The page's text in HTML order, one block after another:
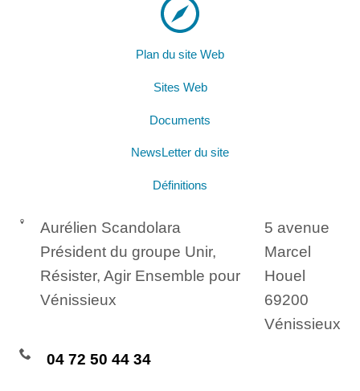
Plan du site Web
Sites Web
Documents
NewsLetter du site
Définitions
Aurélien Scandolara
Président du groupe Unir,
Résister, Agir Ensemble pour
Vénissieux
5 avenue
Marcel
Houel
69200
Vénissieux
04 72 50 44 34